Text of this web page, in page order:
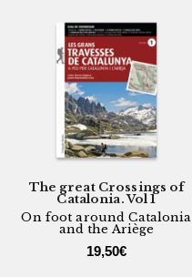
The great Crossings of
Catalonia. Vol 1
On foot around Catalonia
and the Ariège
19,50€